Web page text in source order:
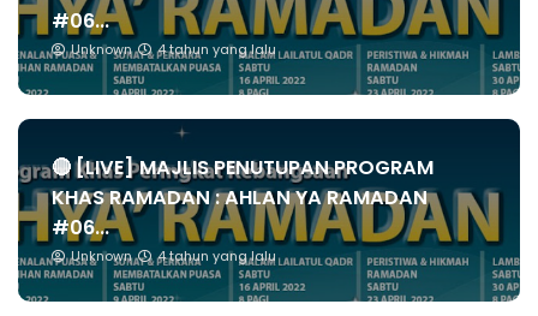
#06...
Unknown 4 tahun yang lalu
🔴 [LIVE] MAJLIS PENUTUPAN PROGRAM
KHAS RAMADAN : AHLAN YA RAMADAN
#06...
Unknown 4 tahun yang lalu